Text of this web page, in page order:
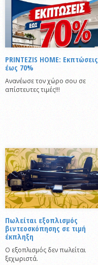
PRINTEZIS HOME: Εκπτώσεις
έως 70%
Ανανέωσε τον χώρο σου σε
απίστευτες τιμές!!!
Πωλείται εξοπλισμός
βιντεοσκόπησης σε τιμή
έκπληξη
Ο εξοπλισμός δεν πωλείται
ξεχωριστά.